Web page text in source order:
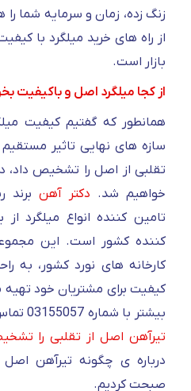
زنگ زده، زمان و سرمایه شما
از راه های خرید میلگرد با
بازار است.
از کجا میلگرد اصل و باکیفیت
همانطور که گفتیم کیفیت
سازه های نهایی تاثیر مستقیم
تقلبی از اصل را تشخیص داد،
خواهیم شد. دکتر آهن برند
تامین کننده انواع میلگرد از
کننده کشور است. این
کارخانه های نورد کشور، به
کیفیت برای مشتریان خود
بیشتر با شماره 03155057 تماس بگیرید. در مطلب "
تیرآهن اصل از تقلبی را
درباره ی چگونه تیرآهن
صبحت کردیم.